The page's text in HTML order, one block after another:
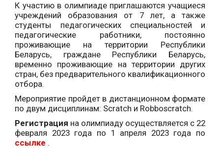
К участию в олимпиаде приглашаются учащиеся
учреждений образования от 7 лет, а также
студенты педагогических специальностей и
педагогические работники, постоянно
проживающие на территории Республики
Беларусь, граждане Республики Беларусь,
временно проживающие на территории других
стран, без предварительного квалификационного
отбора.
Мероприятие пройдет в дистанционном формате
по двум дисциплинам: Scratch и Robboscratch.
Регистрация на олимпиаду осуществляется с 22
февраля 2023 года по 1 апреля 2023 года по
ссылке .